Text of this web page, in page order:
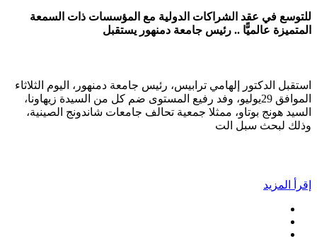
للتوسع في عقد الشراكات الدولية مع المؤسسات ذات السمعة
المتميزة عالميًّا .. رئيس جامعة دمنهور يستقبل
استقبل الدكتور إلهامي ترابيس، رئيس جامعة دمنهور، اليوم الثلاثاء
الموافق 29يوليو، وفد رفيع المستوى ضم كل من السيدة زيهاونا،
السيد هونج بوتاو، ممثلا جمعية تحالف جامعات شاندونج الصينية،
وذلك لبحث سبل الت
إقرأ المزيد